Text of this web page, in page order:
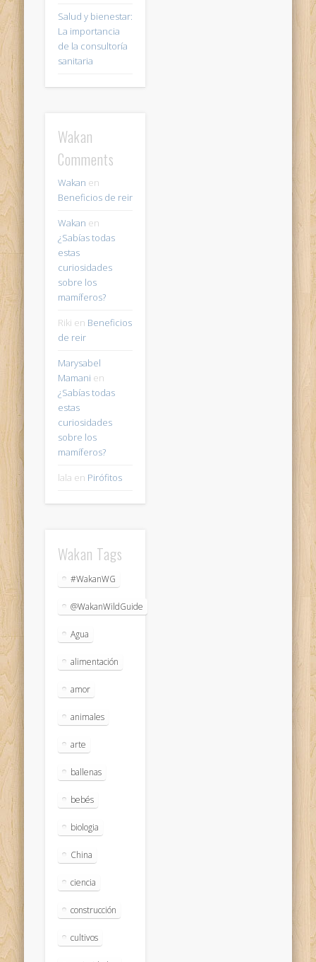
Salud y bienestar:
La importancia
de la consultoría
sanitaria
Wakan
Comments
Wakan en
Beneficios de reir
Wakan en
¿Sabías todas
estas
curiosidades
sobre los
mamíferos?
Riki en Beneficios
de reir
Marysabel
Mamani en
¿Sabías todas
estas
curiosidades
sobre los
mamíferos?
lala en Pirófitos
Wakan Tags
#WakanWG
@WakanWildGuide
Agua
alimentación
amor
animales
arte
ballenas
bebés
biologia
China
ciencia
construcción
cultivos